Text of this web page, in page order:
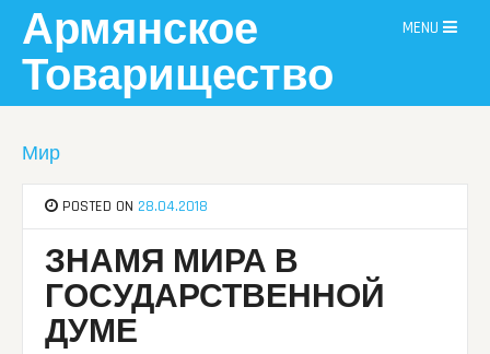
content
Армянское
Товарищество
MENU
Мир
POSTED ON 28.04.2018
ЗНАМЯ МИРА В
ГОСУДАРСТВЕННОЙ
ДУМЕ